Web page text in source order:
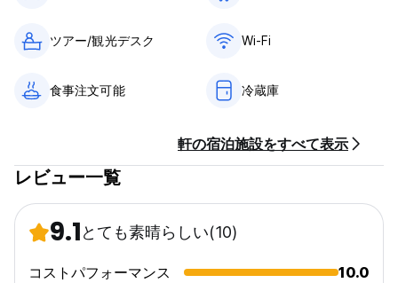
ツアー/観光デスク Wi-Fi
食事注文可能 冷蔵庫
軒の宿泊施設をすべて表示
レビュー一覧
9.1とても素晴らしい(10)
コストパフォーマンス
10.0